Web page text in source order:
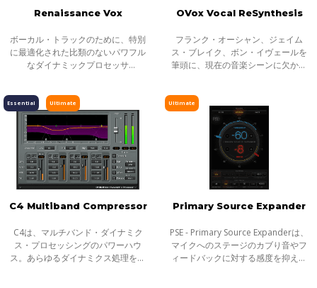
Renaissance Vox
ボーカル・トラックのために、特別
に最適化された比類のないパワフル
なダイナミックプロセッサ
してレベルマキシマイゼーションの
簡単で効率的なコ
OVox Vocal ReSynthesis
フランク・オーシャン、ジェイム
ス・ブレイク、ボン・イヴェールを
筆頭に、現在の音楽シーンに欠かせ
うプラグイン。今までなら複数のプ
ラグインや
Ultimate
Essential
C4 Multiband Compressor
C4は、マルチバンド・ダイナミク
ス・プロセッシングのパワーハウ
ス。あらゆるダイナミクス処理をマ
Ultimate
Primary Source Expander
PSE - Primary Source Expanderは、
マイクへのステージのカブり音やフ
ィードバックに対する感度を抑える